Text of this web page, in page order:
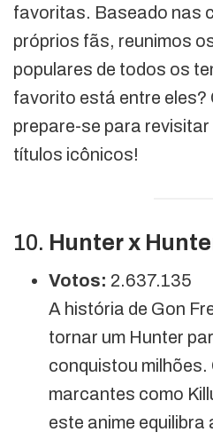
favoritas. Baseado nas
próprios fãs, reunimos
populares de todos os
favorito está entre eles?
prepare-se para
títulos icônicos!
10. Hunter x
Votos: 2.637.135
A história de Gon
tornar um Hunter
conquistou
marcantes como
este anime equilibra